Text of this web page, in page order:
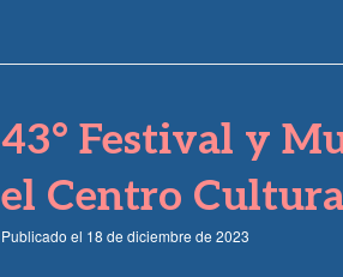
43° Festival y
el Centro
Publicado el 18 de diciembre de 2023